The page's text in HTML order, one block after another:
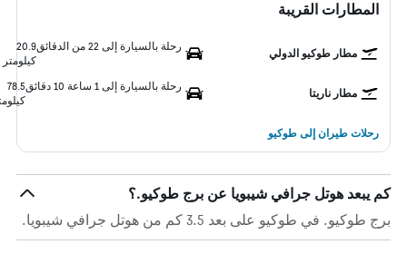
المطارات القريبة
مطار طوكيو الدولي
رحلة بالسيارة إلى 22 من الدقائق
20.9
كيلومتر
مطار ناريتا
رحلة بالسيارة إلى 1 ساعة 10 دقائق
78.5
رحلات طيران إلى طوكيو
كم يبعد هوتل جرافي شيبويا عن برج طوكيو.؟
برج طوكيو. في طوكيو على بعد 3.5 كم من هوتل جرافي شيبويا.